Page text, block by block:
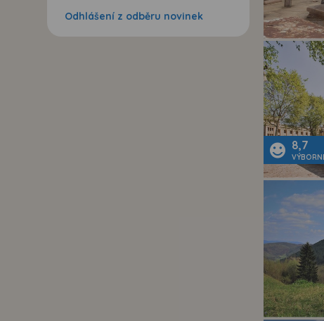
Odhlášení z odběru novinek
8,7